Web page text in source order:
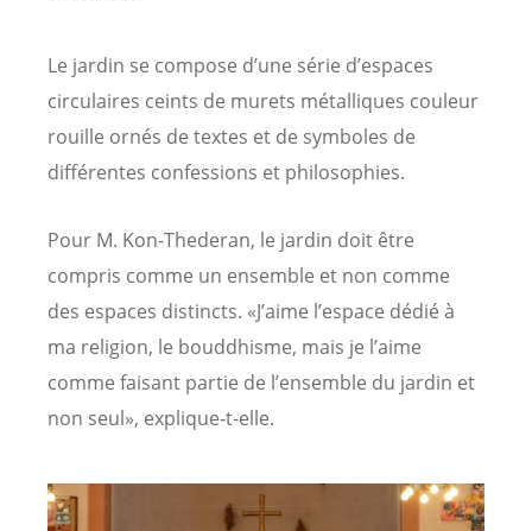
Le jardin se compose d’une série d’espaces
circulaires ceints de murets métalliques couleur
rouille ornés de textes et de symboles de
différentes confessions et philosophies.
Pour M. Kon-Thederan, le jardin doit être
compris comme un ensemble et non comme
des espaces distincts. «J’aime l’espace dédié à
ma religion, le bouddhisme, mais je l’aime
comme faisant partie de l’ensemble du jardin et
non seul», explique-t-elle.
Image